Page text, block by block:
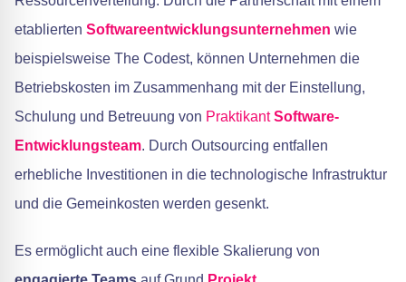
etablierten Softwareentwicklungsunternehmen wie
beispielsweise The Codest, können Unternehmen die
Betriebskosten im Zusammenhang mit der Einstellung,
Schulung und Betreuung von Praktikant Software-
Entwicklungsteam. Durch Outsourcing entfallen
erhebliche Investitionen in die technologische Infrastruktur
und die Gemeinkosten werden gesenkt.
Es ermöglicht auch eine flexible Skalierung von